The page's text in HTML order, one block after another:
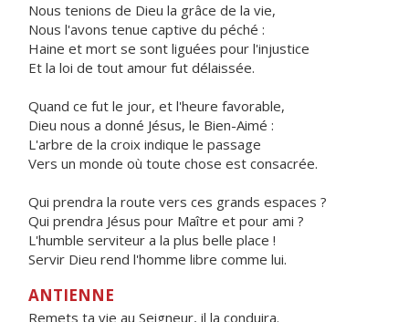
Nous tenions de Dieu la grâce de la vie,
Nous l'avons tenue captive du péché :
Haine et mort se sont liguées pour l'injustice
Et la loi de tout amour fut délaissée.
Quand ce fut le jour, et l'heure favorable,
Dieu nous a donné Jésus, le Bien-Aimé :
L'arbre de la croix indique le passage
Vers un monde où toute chose est consacrée.
Qui prendra la route vers ces grands espaces ?
Qui prendra Jésus pour Maître et pour ami ?
L'humble serviteur a la plus belle place !
Servir Dieu rend l'homme libre comme lui.
ANTIENNE
Remets ta vie au Seigneur, il la conduira.